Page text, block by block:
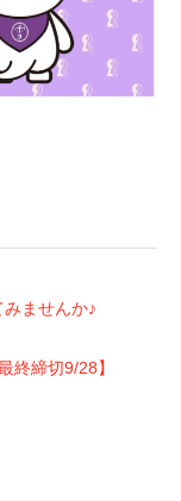
みませんか♪
終締切9/28】